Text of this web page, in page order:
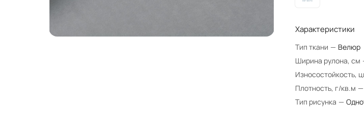
Характеристики
Тип ткани — Велюр
Ширина рулона, см
Износостойкость,
Плотность, г/кв.м —
Тип рисунка —